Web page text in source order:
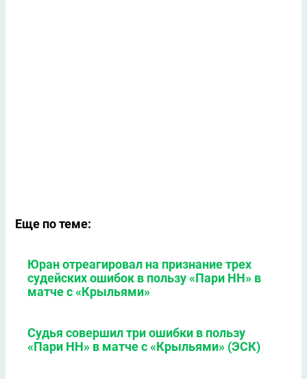
Еще по теме:
Юран отреагировал на признание трех
судейских ошибок в пользу «Пари НН» в
матче с «Крыльями»
Судья совершил три ошибки в пользу
«Пари НН» в матче с «Крыльями» (ЭСК)